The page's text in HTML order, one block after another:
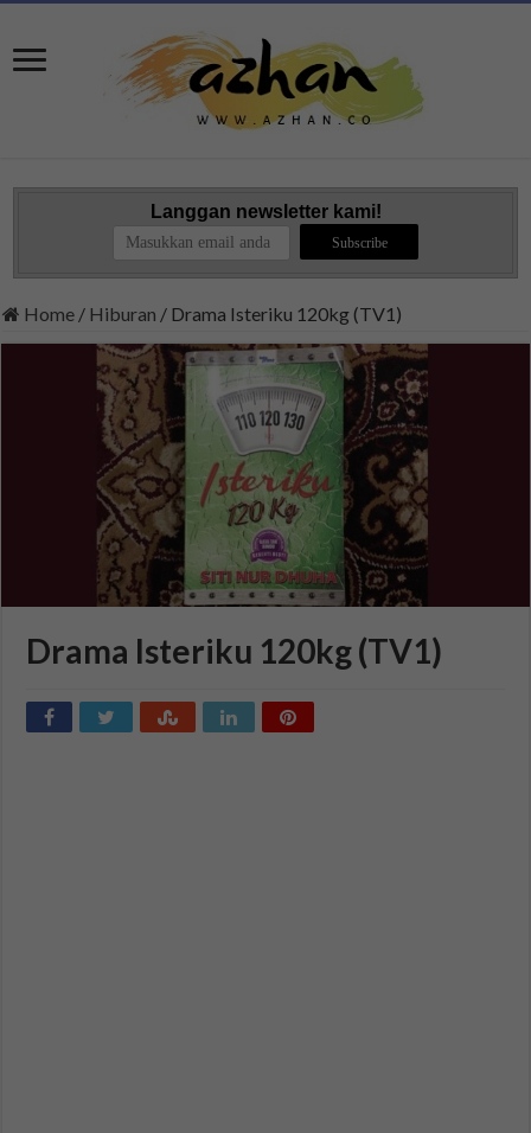
Langgan newsletter kami!
Home / Hiburan / Drama Isteriku 120kg (TV1)
Drama Isteriku 120kg (TV1)